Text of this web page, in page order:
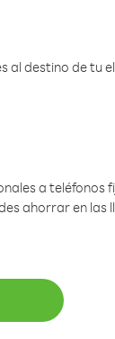
al destino de tu
a teléfonos
ahorrar en las